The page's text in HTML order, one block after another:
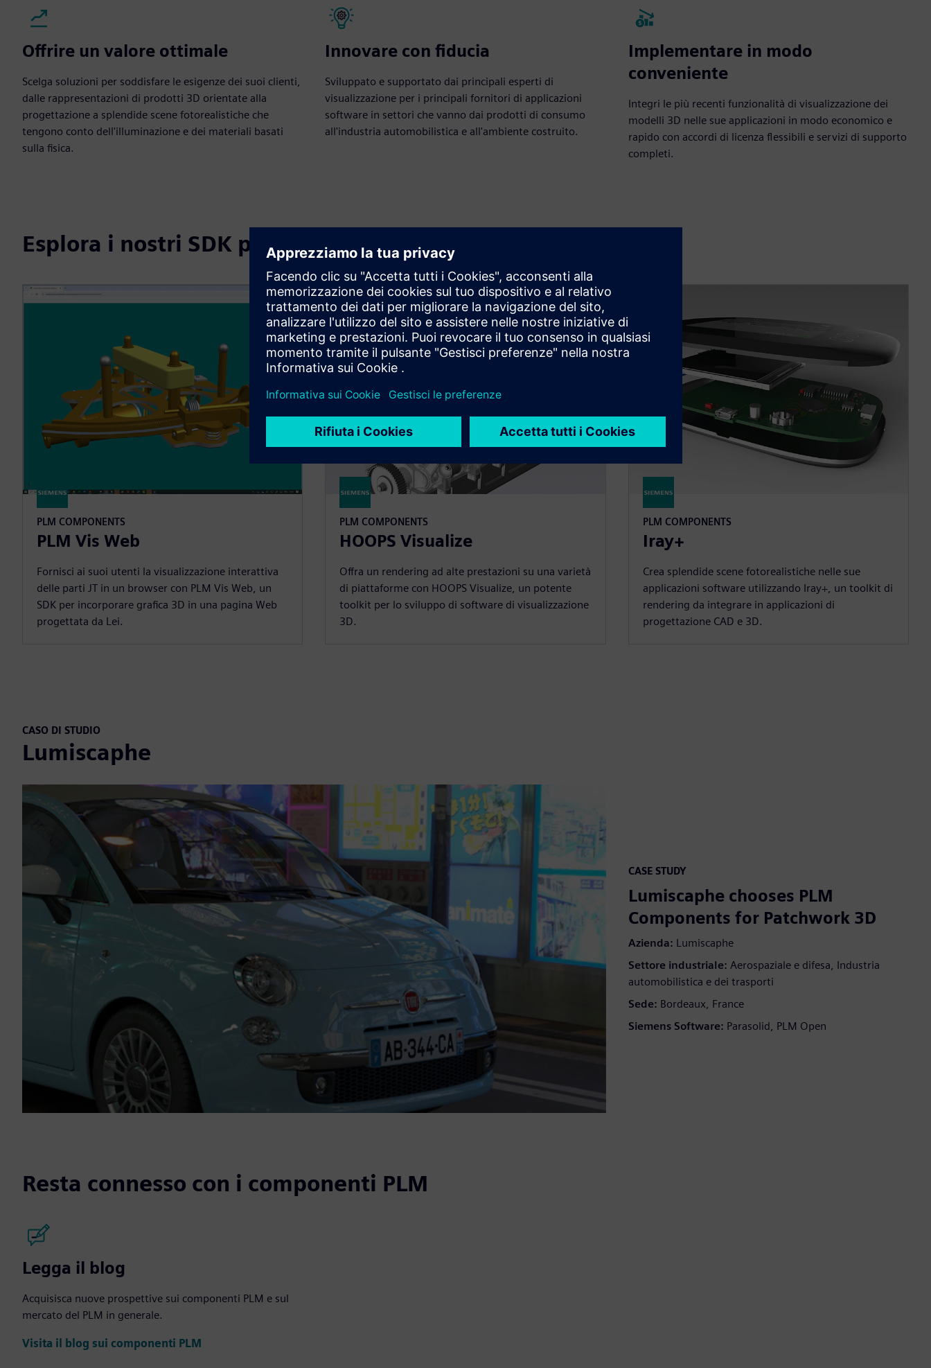
Offrire un valore ottimale
Scelga soluzioni per soddisfare le esigenze dei suoi clienti,
dalle rappresentazioni di prodotti 3D orientate alla
progettazione a splendide scene fotorealistiche che
tengono conto dell'illuminazione e dei materiali basati
sulla fisica.
Innovare con fiducia
Sviluppato e supportato dai principali esperti di
visualizzazione per i principali fornitori di applicazioni
software in settori che vanno dai prodotti di consumo
all'industria automobilistica e all'ambiente costruito.
Implementare in modo
conveniente
Integri le più recenti funzionalità di visualizzazione dei
modelli 3D nelle sue applicazioni in modo economico e
rapido con accordi di licenza flessibili e servizi di supporto
completi.
Esplora i nostri SDK per la visualizzazione 3D
PLM COMPONENTS
PLM Vis Web
Fornisci ai suoi utenti la visualizzazione interattiva
delle parti JT in un browser con PLM Vis Web, un
SDK per incorporare grafica 3D in una pagina Web
progettata da Lei.
PLM COMPONENTS
HOOPS Visualize
Offra un rendering ad alte prestazioni su una varietà
di piattaforme con HOOPS Visualize, un potente
toolkit per lo sviluppo di software di visualizzazione
3D.
PLM COMPONENTS
Iray+
Crea splendide scene fotorealistiche nelle sue
applicazioni software utilizzando Iray+, un toolkit di
rendering da integrare in applicazioni di
progettazione CAD e 3D.
CASO DI STUDIO
Lumiscaphe
CASE STUDY
Lumiscaphe chooses PLM
Components for Patchwork 3D
Azienda: Lumiscaphe
Settore industriale: Aerospaziale e difesa, Industria
automobilistica e dei trasporti
Sede: Bordeaux, France
Siemens Software: Parasolid, PLM Open
Resta connesso con i componenti PLM
Legga il blog
Acquisisca nuove prospettive sui componenti PLM e sul
mercato del PLM in generale.
Visita il blog sui componenti PLM